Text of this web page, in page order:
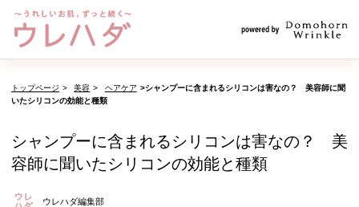
トップページ 美容 ヘアケア
シャンプーに含まれるシリコンは害なの？ 美容師に聞
いたシリコンの効能と種類
シャンプーに含まれるシリコンは害なの？ 美
容師に聞いたシリコンの効能と種類
ウレハダ編集部